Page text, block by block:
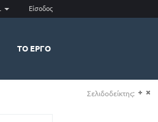
Είσοδος
ΤΟ ΈΡΓΟ
Σελιδοδείκτης: